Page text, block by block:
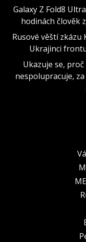
Galaxy Z Fold8
hodinách člověk
Rusové věští zkázu
Ukrajinci
Ukazuje se,
nespolupracuje,